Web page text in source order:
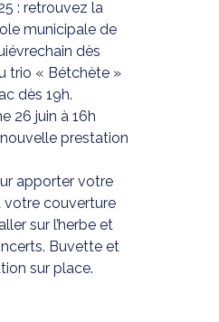
: retrouvez la
municipale de
dès
trio « Bétchète »
dès 19h.
26 juin à 16h
prestation
apporter votre
votre couverture
sur l’herbe et
Buvette et
sur place.